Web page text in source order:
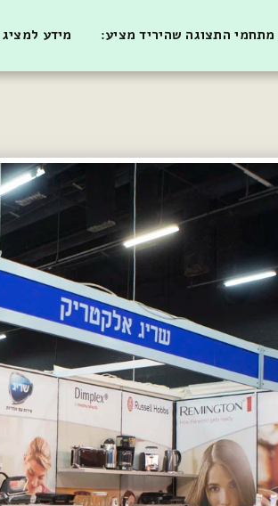
מתחמי התצוגה שהיריד מציע: מידע למציג